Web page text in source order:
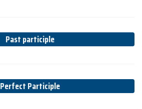
Past participle
Perfect Participle